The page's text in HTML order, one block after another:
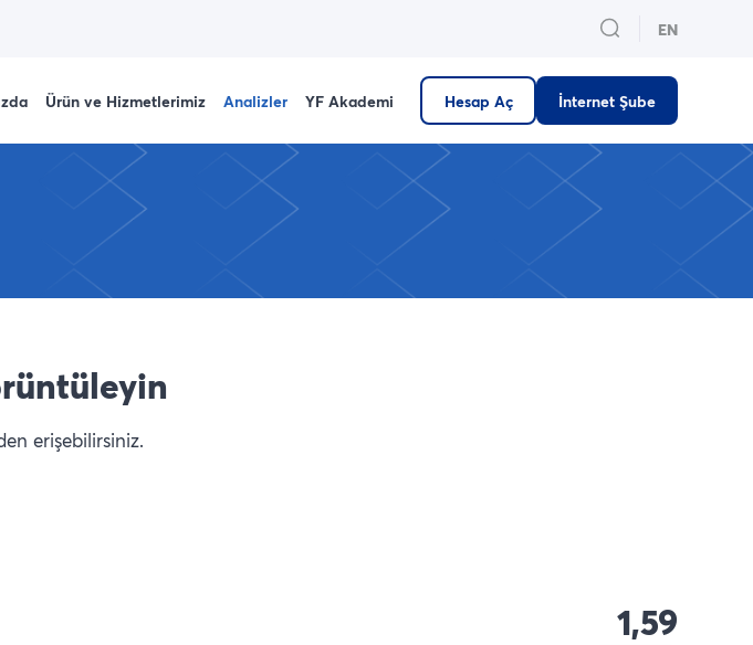
EN
Ürün ve Hizmetlerimiz Analizler YF Akademi Hesap Aç İnternet Şube
erişebilirsiniz.
1,59